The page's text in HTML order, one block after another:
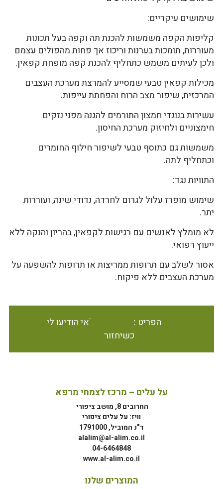
שימושים עיקריים:
קליפות הקפה משמשות להכנת תה וקפה בעל תכונות
מעוררות, תומכות בערנות וריכוז אך פחות מהפולים עצמם
ולכן לעיתים משמש כתחליף להכנת קפה מופחת קפאין.
מכילות קפאין טבעי שמסייע להמרצת מערכת העצבים
המרכזית, שיפור מצב הרוח והפחתת עייפות.
עשירות בנוגדי חמצון התורמים להגנה מפני נזקים
חימצוניים ולחיזוק מערכת החיסון.
משמשות גם כתוסף טבעי לשיפור חילוף החומרים
וכתחליף לתה.
התוויות נגד:
שימוש מופרז עלול לגרום לחרדה, נדודי שינה, ועוררות
יתר.
לא מומלץ לאנשים עם רגישות לקפאין, בהריון והנקה ללא
ייעוץ רפואי.
אסור לשלב עם תרופות ממריצות או תרופות להשפעה על
מערכת העצבים ללא פיקוח.
הפריט אינו זמין במלאי הודיעו לי
כשיחזור
על עלים – מרכז לצמחי מרפא
החרובים 8, מושב ציפורי
וויז: על עלים ציפורי
ד"נ המוביל, 1791000
alalim@al-alim.co.il
04-6464848
www.al-alim.co.il
המוצרים שלנו